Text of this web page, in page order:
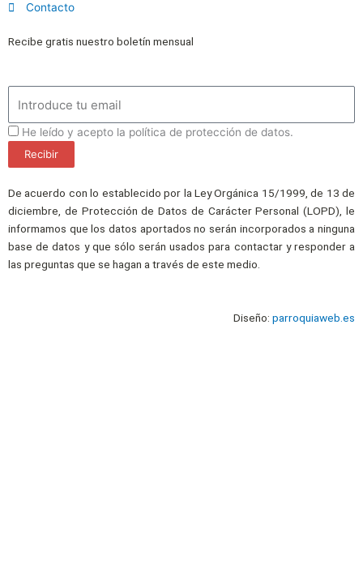
Contacto
Recibe gratis nuestro boletín mensual
ProteccionDatos
He leído y acepto la política de protección de datos.
Recibir
De acuerdo con lo establecido por la Ley Orgánica 15/1999, de 13 de
diciembre, de Protección de Datos de Carácter Personal (LOPD), le
informamos que los datos aportados no serán incorporados a ninguna
base de datos y que sólo serán usados para contactar y responder a
las preguntas que se hagan a través de este medio.
Diseño: parroquiaweb.es